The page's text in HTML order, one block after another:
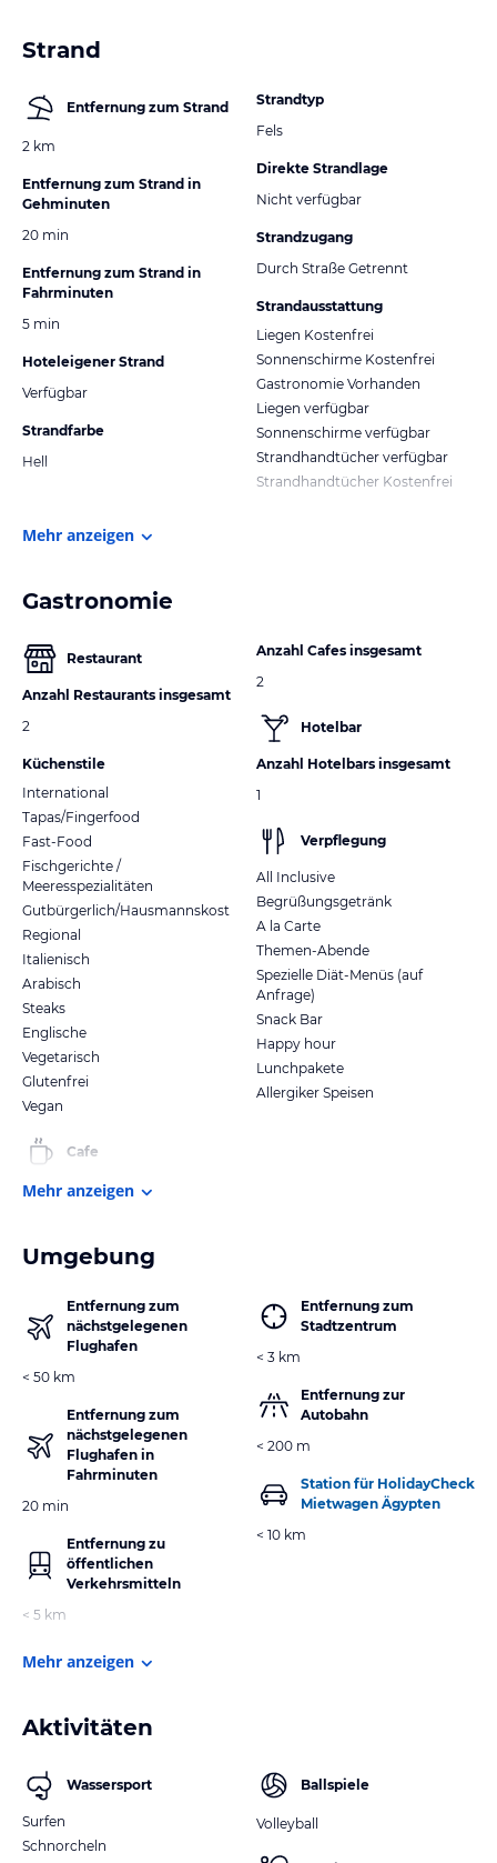
Strand
Entfernung zum Strand
2 km
Entfernung zum Strand in
Gehminuten
20 min
Entfernung zum Strand in
Fahrminuten
5 min
Hoteleigener Strand
Verfügbar
Strandfarbe
Hell
Strandtyp
Fels
Direkte Strandlage
Nicht verfügbar
Strandzugang
Durch Straße Getrennt
Strandausstattung
Liegen Kostenfrei
Sonnenschirme Kostenfrei
Gastronomie Vorhanden
Liegen verfügbar
Sonnenschirme verfügbar
Strandhandtücher verfügbar
Strandhandtücher Kostenfrei
Mehr anzeigen
Gastronomie
Restaurant
Anzahl Restaurants insgesamt
2
Küchenstile
International
Tapas/Fingerfood
Fast-Food
Fischgerichte /
Meeresspezialitäten
Gutbürgerlich/Hausmannskost
Regional
Italienisch
Arabisch
Steaks
Englische
Vegetarisch
Glutenfrei
Vegan
Cafe
Anzahl Cafes insgesamt
2
Hotelbar
Anzahl Hotelbars insgesamt
1
Verpflegung
All Inclusive
Begrüßungsgetränk
A la Carte
Themen-Abende
Spezielle Diät-Menüs (auf
Anfrage)
Snack Bar
Happy hour
Lunchpakete
Allergiker Speisen
Mehr anzeigen
Umgebung
Entfernung zum
nächstgelegenen
Flughafen
< 50 km
Entfernung zum
nächstgelegenen
Flughafen in
Fahrminuten
20 min
Entfernung zu
öffentlichen
Verkehrsmitteln
< 5 km
Entfernung zum
Stadtzentrum
< 3 km
Entfernung zur
Autobahn
< 200 m
Station für HolidayCheck
Mietwagen Ägypten
< 10 km
Mehr anzeigen
Aktivitäten
Wassersport
Surfen
Schnorcheln
Ballspiele
Volleyball